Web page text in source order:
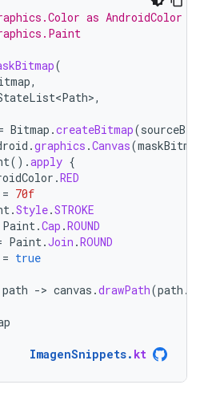
as AndroidColor
(
,
,
Bitmap .createBitmap(
.graphics .Canvas(
().apply {
.RED
= 70f
.Style.STROKE
Paint.Cap .ROUND
Paint.Join .ROUND
= true
path -> canvas .drawPath(path .
ImagenSnippets. kt